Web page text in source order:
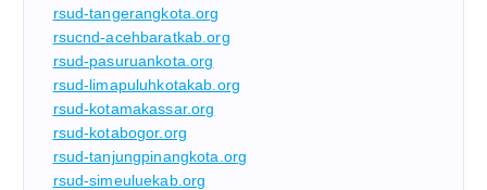
rsud-tangerangkota.org
rsucnd-acehbaratkab.org
rsud-pasuruankota.org
rsud-limapuluhkotakab.org
rsud-kotamakassar.org
rsud-kotabogor.org
rsud-tanjungpinangkota.org
rsud-simeuluekab.org